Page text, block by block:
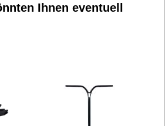
Ihnen eventuell